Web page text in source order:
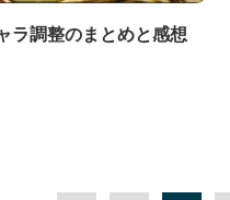
ラ調整のまとめと感想